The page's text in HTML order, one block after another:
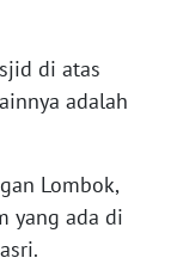
di atas
adalah
Lombok,
yang ada di